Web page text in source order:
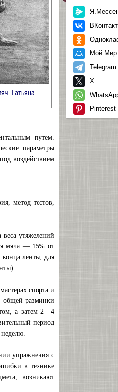
Татьяна
путем.
параметры
воздействием
метод тестов,
веса утяжелений
мяча — 15% от
конца ленты; для
спорта и
общей разминки
а затем 2—4
период
неделю.
упражнения с
в технике
возникают
Мой Мир
Telegram
X
Pinterest